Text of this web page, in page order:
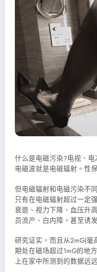
什么是电磁污染?电视、
电磁波就是电磁辐射。性
但电磁辐射和电磁污染不
只有在电磁辐射超过一定
衰退、视力下降、血压升
员流产、白内障，甚至诱
研究证实，而且从2mG(
期处在磁场超过1mG的地
上在家中所测到的数据远